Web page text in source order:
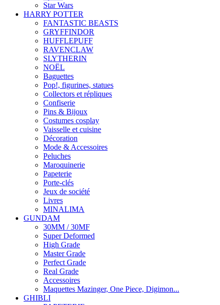
Star Wars
HARRY POTTER
FANTASTIC BEASTS
GRYFFINDOR
HUFFLEPUFF
RAVENCLAW
SLYTHERIN
NOËL
Baguettes
Pop!, figurines, statues
Collectors et répliques
Confiserie
Pins & Bijoux
Costumes cosplay
Vaisselle et cuisine
Décoration
Mode & Accessoires
Peluches
Maroquinerie
Papeterie
Porte-clés
Jeux de société
Livres
MINALIMA
GUNDAM
30MM / 30MF
Super Deformed
High Grade
Master Grade
Perfect Grade
Real Grade
Accessoires
Maquettes Mazinger, One Piece, Digimon...
GHIBLI